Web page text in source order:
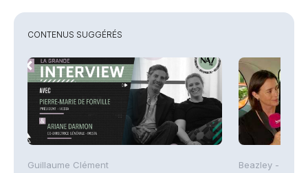
CONTENUS SUGGÉRÉS
Guillaume Clément Beazley -